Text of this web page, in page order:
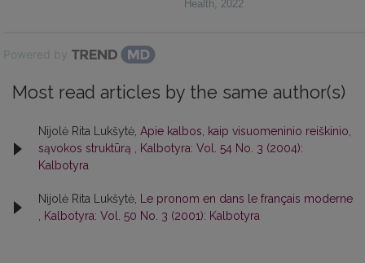
Health, 2022
Powered by
Most read articles by the same author(s)
Nijolė Rita Lukšytė, Apie kalbos, kaip visuomeninio reiškinio,
sąvokos struktūrą
Kalbotyra: Vol. 54 No. 3 (2004):
Kalbotyra
Nijolė Rita Lukšytė,
Le pronom en dans le français moderne
Kalbotyra: Vol. 50 No. 3 (2001): Kalbotyra